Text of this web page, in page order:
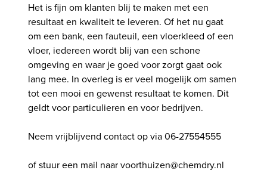
Het is fijn om klanten blij te maken met een
resultaat en kwaliteit te leveren. Of het nu gaat
om een bank, een fauteuil, een vloerkleed of een
vloer, iedereen wordt blij van een schone
omgeving en waar je goed voor zorgt gaat ook
lang mee. In overleg is er veel mogelijk om samen
tot een mooi en gewenst resultaat te komen. Dit
geldt voor particulieren en voor bedrijven.
Neem vrijblijvend contact op via 06-27554555
of stuur een mail naar voorthuizen@chemdry.nl